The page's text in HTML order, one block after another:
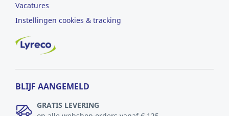
Vacatures
Instellingen cookies & tracking
BLIJF AANGEMELD
GRATIS LEVERING